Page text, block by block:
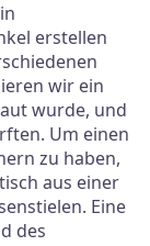
erstellen
wir ein
wurde, und
Um einen
zu haben,
aus einer
Eine
des